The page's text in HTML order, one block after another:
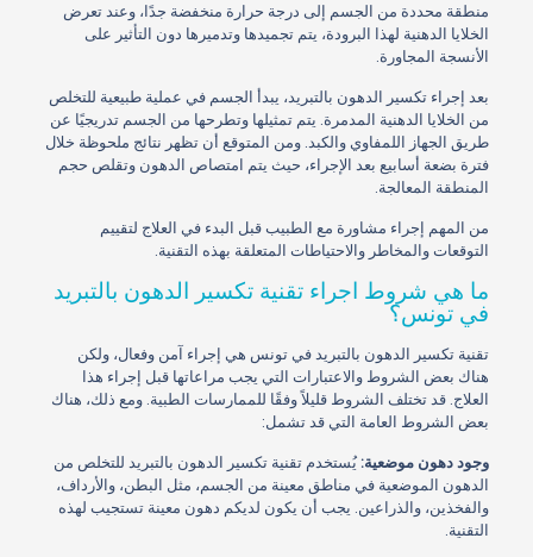
منطقة محددة من الجسم إلى درجة حرارة منخفضة جدًا، وعند تعرض
الخلايا الدهنية لهذا البرودة، يتم تجميدها وتدميرها دون التأثير على
الأنسجة المجاورة.
بعد إجراء تكسير الدهون بالتبريد، يبدأ الجسم في عملية طبيعية للتخلص
من الخلايا الدهنية المدمرة. يتم تمثيلها وتطرحها من الجسم تدريجيًا عن
طريق الجهاز اللمفاوي والكبد. ومن المتوقع أن تظهر نتائج ملحوظة خلال
فترة بضعة أسابيع بعد الإجراء، حيث يتم امتصاص الدهون وتقلص حجم
المنطقة المعالجة.
من المهم إجراء مشاورة مع الطبيب قبل البدء في العلاج لتقييم
التوقعات والمخاطر والاحتياطات المتعلقة بهذه التقنية.
ما هي شروط اجراء تقنية تكسير الدهون بالتبريد
في تونس؟
تقنية تكسير الدهون بالتبريد في تونس هي إجراء آمن وفعال، ولكن
هناك بعض الشروط والاعتبارات التي يجب مراعاتها قبل إجراء هذا
العلاج. قد تختلف الشروط قليلاً وفقًا للممارسات الطبية. ومع ذلك، هناك
بعض الشروط العامة التي قد تشمل:
وجود دهون موضعية: يُستخدم تقنية تكسير الدهون بالتبريد للتخلص من
الدهون الموضعية في مناطق معينة من الجسم، مثل البطن، والأرداف،
والفخذين، والذراعين. يجب أن يكون لديكم دهون معينة تستجيب لهذه
التقنية.